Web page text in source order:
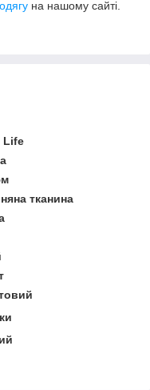
на нашому сайті.
Life
тканина